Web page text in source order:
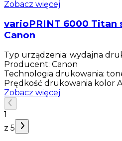
Zobacz więcej
varioPRINT 6000 Titan
Canon
Typ urządzenia: wydajna
Producent: Canon
Technologia drukowania:
Prędkość drukowania kolor
Zobacz więcej
1
z 5